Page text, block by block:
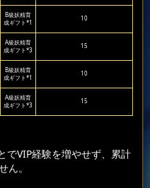
B級妖精育
成ギフト*1
10
A級妖精育
成ギフト*3
15
B級妖精育
成ギフト*1
10
A級妖精育
成ギフト*3
15
VIP経験を増やせず、累計
ん。